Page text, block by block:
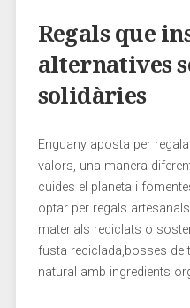
Regals⁣ que⁣
alternatives
solidàries
Enguany aposta per
valors, una manera
cuides⁤ el planeta i⁢
optar per⁣ regals
materials reciclats o
fusta reciclada,bosses
natural amb ingredients